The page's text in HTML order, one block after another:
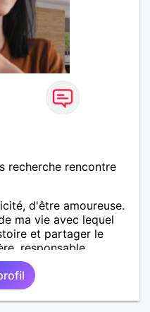
recherche rencontre
d'être amoureuse.
ma vie avec lequel
et partager le
responsable,
de caractère et avec le
chouchouter et me
son amour et attention.